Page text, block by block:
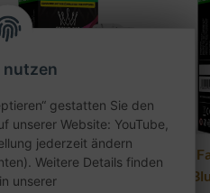
Al Fakher Pod 2er Pack
- Cherry Fizz 20mg
Al
-
nutzen
gestatten Sie den
unserer Website: YouTube,
jederzeit ändern
Weitere Details finden
unserer